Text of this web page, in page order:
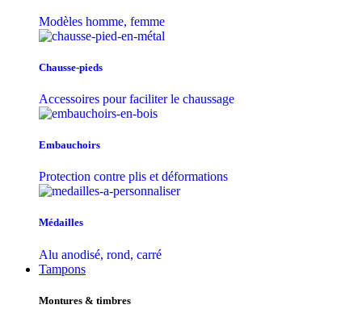
Modèles homme, femme
Chausse-pieds
Accessoires pour faciliter le chaussage
Embauchoirs
Protection contre plis et déformations
Médailles
Alu anodisé, rond, carré
Tampons
Montures & timbres